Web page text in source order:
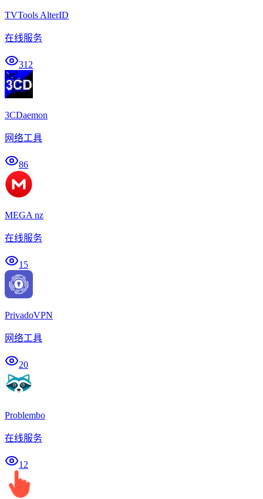
TVTools AlterID
在线服务
312
3CDaemon
网络工具
86
MEGA nz
在线服务
15
PrivadoVPN
网络工具
20
Problembo
在线服务
12